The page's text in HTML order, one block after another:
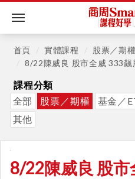
Toggle
navigation
首頁 實體課程
股票／期權
8/22陳威良 股市全威 333飆
課程分類
全部
股票／期權 基金／
其他
8/22陳威良 股